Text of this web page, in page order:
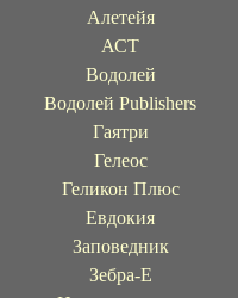
Алетейя
АСТ
Водолей
Водолей Publishers
Гаятри
Гелеос
Геликон Плюс
Евдокия
Заповедник
Зебра-Е